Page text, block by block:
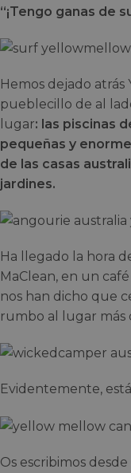
“¡Tengo ganas de
Hemos dejado atrás
pueblecillo de al
lugar: las piscinas
pequeñas y
de las casas
jardines.
Ha llegado la hora
MaClean, en un
nos han dicho que
rumbo al lugar más
Evidentemente,
Os escribimos